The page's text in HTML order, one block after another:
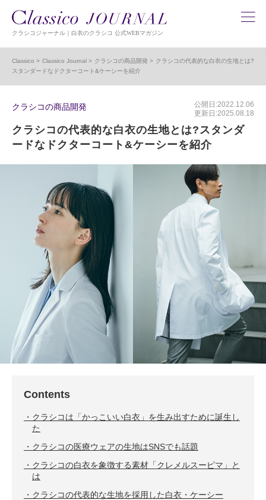
クラシコジャーナル｜白衣のクラシコ 公式WEBマガジン
Classico Classico Journal クラシコの商品開発
クラシコの代表的な白衣の生地とは?
スタンダードなドクターコート&ケーシーを紹介
クラシコの商品開発
公開日:2022.12.06
更新日:2025.08.18
クラシコの代表的な白衣の生地とは?スタンダ
ードなドクターコート&ケーシーを紹介
Contents
クラシコは「かっこいい白衣」を生み出すために誕生し
た
クラシコの医療ウェアの生地はSNSでも話題
クラシコの白衣を象徴する素材「クレメルスーピマ」と
は
クラシコの代表的な生地を採用した白衣・ケーシー